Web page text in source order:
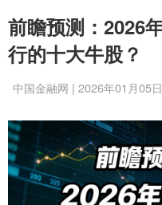
前瞻预测：2026
行的十大牛股？
中国金融网 | 2026年01月05